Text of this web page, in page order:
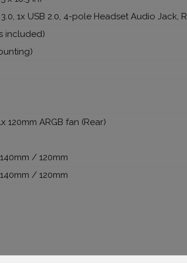
1x USB 2.0, 4-pole Headset Audio Jack,
included)
120mm ARGB fan (Rear)
/ 120mm
/ 120mm